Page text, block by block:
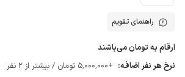
راهنمای تقویم
ارقام به تومان می‌باشند
نرخ هر نفر اضافه: +5٬000٬000 تومان / بیشتر از 2 نفر